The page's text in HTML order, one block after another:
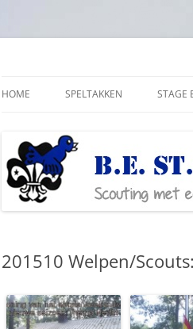
Ga
HOME SPELTAKKEN STAGE
201510 Welpen/